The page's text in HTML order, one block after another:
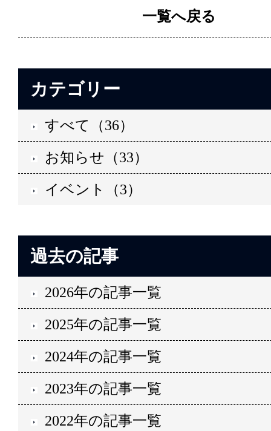
一覧へ戻る
カテゴリー
すべて（36）
お知らせ（33）
イベント（3）
過去の記事
2026年の記事一覧
2025年の記事一覧
2024年の記事一覧
2023年の記事一覧
2022年の記事一覧